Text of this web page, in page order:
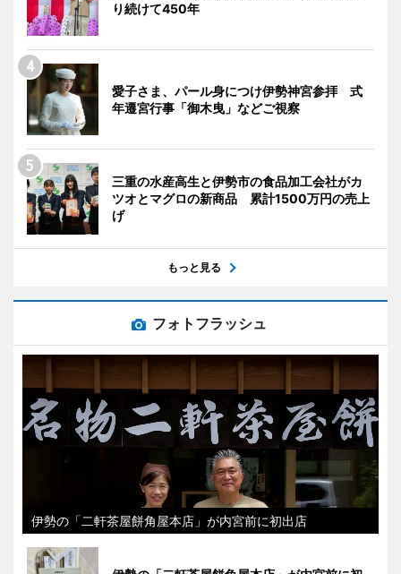
り続けて450年
愛子さま、パール身につけ伊勢神宮参拝 式
年遷宮行事「御木曳」などご視察
三重の水産高生と伊勢市の食品加工会社がカ
ツオとマグロの新商品 累計1500万円の売上
げ
もっと見る
フォトフラッシュ
伊勢の「二軒茶屋餅角屋本店」が内宮前に初出店